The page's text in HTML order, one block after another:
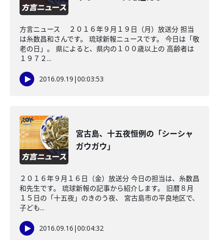
方言ニュース ２０１６年９月１９日（月）放送分 担当
は糸数昌和さんです。 琉球新報ニュースです。 今日は「敬
老の日」。 県によると、県内の１００歳以上の 高齢者は
１９７２...
2016.09.19 |00:03:53
宮古島、十五夜恒例の「シーシャ
ガウガウ」
２０１６年９月１６日（金）放送分 今日の担当は、糸数昌
和先生です。 琉球新報の記事から紹介します。 旧暦８月
１５日の「十五夜」のきのう夜、 宮古島市の平良地区で、
子ども...
2016.09.16 |00:04:32